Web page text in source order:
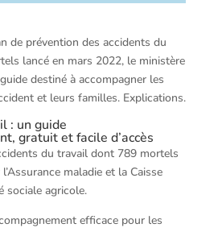
de prévention des accidents du
lancé en mars 2022, le ministère
destiné à accompagner les
et leurs familles. Explications.
: un guide
gratuit et facile d’accès
du travail dont 789 mortels
maladie et la Caisse
sociale agricole.
efficace pour les